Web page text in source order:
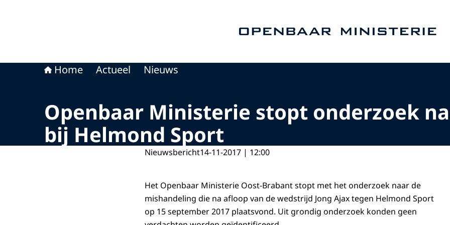
Home Actueel Nieuws
Openbaar Ministerie stopt onderzoek
bij Helmond Sport
Nieuwsbericht14-11-2017 | 12:00
Het Openbaar Ministerie Oost-Brabant stopt met het onderzoek naar de
mishandeling die na afloop van de wedstrijd Jong Ajax tegen Helmond Sport
op 15 september 2017 plaatsvond. Uit grondig onderzoek konden geen